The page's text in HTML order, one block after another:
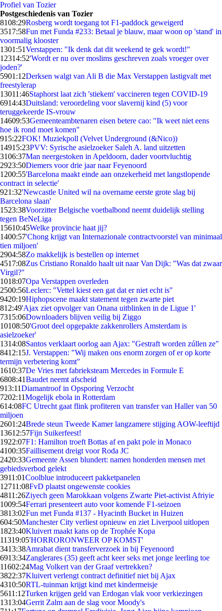
Profiel van Tozier
Postgeschiedenis van Tozier
8108:29Rosberg wordt toegang tot F1-paddock geweigerd
3517:58Fun met Funda #233: Betaal je blauw, maar woon op 'stand' in
voormalig klooster
1301:51Verstappen: "Ik denk dat dit weekend te gek wordt!"
12314:52'Wordt er nu over moslims geschreven zoals vroeger over
joden?'
5901:12Derksen walgt van Ali B die Max Verstappen lastigvalt met
freestylerap
13011:46Staphorst laat zich 'stiekem' vaccineren tegen COVID-19
6914:43Duitsland: veroordeling voor slavernij kind (5) voor
teruggekeerde IS-vrouw
14609:53Gemeenteambtenaren eisen betere cao: "Ik weet niet eens
hoe ik rond moet komen"
915:22FOK! Muziekpoll (Velvet Underground (&Nico))
14915:23PVV: Syrische asielzoeker Saleh A. land uitzetten
3106:37Man neergestoken in Apeldoorn, dader voortvluchtig
2923:50Diemers voor drie jaar naar Feyenoord
1200:55'Barcelona maakt einde aan onzekerheid met langstlopende
contract in selectie'
921:32'Newcastle United wil na overname eerste grote slag bij
Barcelona slaan'
1523:38Voorzitter Belgische voetbalbond neemt duidelijk stelling
tegen BeNeLiga
15610:45Welke provincie haat jij?
1400:57'Chong krijgt van Internazionale contractvoorstel van minimaal
tien miljoen'
2904:58Zo makkelijk is bestellen op internet
4517:08Zus Cristiano Ronaldo haalt uit naar Van Dijk: "Was dat zwaar
Virgil?"
1018:07Opa Verstappen overleden
2500:56Leclerc: "Vettel kiest een gat dat er niet echt is"
9420:19Hiphopscene maakt statement tegen zwarte piet
812:49'Ajax ziet opvolger van Onana uitblinken in de Ligue 1'
7315:06Downloaders blijven veilig bij Ziggo
10108:50'Groot deel opgepakte zakkenrollers Amsterdam is
asielzoeker'
1314:08Santos verklaart oorlog aan Ajax: "Gestraft worden zúllen ze"
8412:15J. Verstappen: "Wij maken ons enorm zorgen of er op korte
termijn verbetering komt"
1610:37De Vries met fabrieksteam Mercedes in Formule E
6808:41Baudet neemt afscheid
913:11Diamantroof in Opsporing Verzocht
7202:11Mogelijk ebola in Rotterdam
614:08FC Utrecht gaat flink profiteren van transfer van Haller van 50
miljoen
2601:24Brede steun Tweede Kamer langzamere stijging AOW-leeftijd
13612:57Fijn Suikerfeest!
1922:07F1: Hamilton troeft Bottas af en pakt pole in Monaco
4100:35Faillisement dreigt voor Roda JC
2420:33Gemeente Assen blundert: namen honderden mensen met
gebiedsverbod gelekt
3911:01Coolblue introduceert pakketpanelen
12711:08FvD plaatst ongewenste cookies
4811:26Ziyech geen Marokkaan volgens Zwarte Piet-activist Afriyie
1009:54Ferrari presenteert auto voor komende F1-seizoen
3813:02Fun met Funda #137 - Hyacinth Bucket in Huizen
604:50Manchester City verliest opnieuw en ziet Liverpool uitlopen
1823:40Kluivert maakt kans op de Trophée Kopa
11319:05'HORRORONWEER OP KOMST'
3413:38Amrabat dient transferverzoek in bij Feyenoord
6913:34Zanglerares (35) geeft acht keer seks met jonge leerling toe
11602:24Mag Volkert van der Graaf vertrekken?
3822:37Kluivert verlengt contract definitief niet bij Ajax
4310:50RTL-tuinman krijgt kind met kindermeisje
5611:12Turken krijgen geld van Erdogan vlak voor verkiezingen
1313:04Gerrit Zalm aan de slag voor Moody's